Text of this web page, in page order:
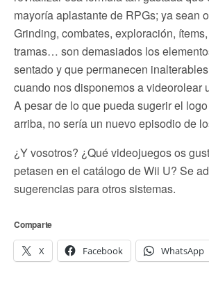
mayoría aplastante de RPGs; ya sean
Grinding, combates, exploración,
tramas… son demasiados los
sentado y que permanecen
cuando nos disponemos a videorolear
A pesar de lo que pueda sugerir el
arriba, no sería un nuevo episodio de
¿Y vosotros? ¿Qué videojuegos os
petasen en el catálogo de Wii U? Se
sugerencias para otros sistemas.
Comparte
X Facebook WhatsApp